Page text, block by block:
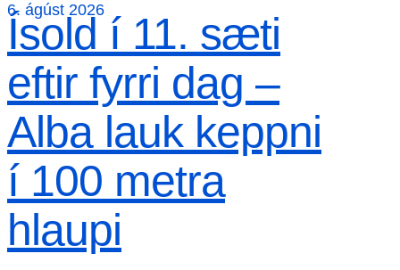
6. ágúst 2026
Ísold í 11. sæti
eftir fyrri dag –
Alba lauk keppni
í 100 metra
hlaupi